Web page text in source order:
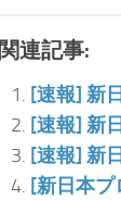
関連記事:
[速報] 新
[速報] 新
[速報] 新
[新日本プ